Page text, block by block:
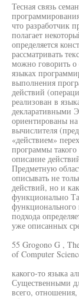
Тесная связь
что разработчик
полагает
определяется
рассматривать
можно говорить
языках
выполнения
действий
реализован в
декларативными
ориентированы на
вычислителя
«действием»
программы такого
описание
Предметную
описывать не
действий, но и
функционально
подхода
уже описанных
55 Grogono G ,
of Computer
какого-то языка
Существенными
всего,